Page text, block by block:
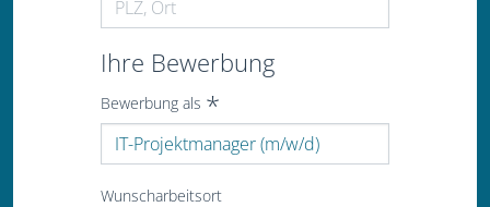
Ihre Bewerbung
Bewerbung als
Wunscharbeitsort